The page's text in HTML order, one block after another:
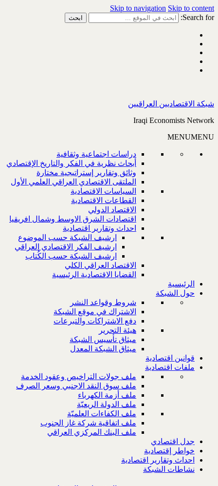
Skip to navigation Skip to content
Search for:
شبكة الاقتصاديين العراقيين
Iraqi Economists Network
MENUMENU
دراسات اجتماعية وثقافية
أبحاث نظرية في الفكر والتاريخ الإقتصادي
وثائق وتقارير إستراتيجية مختارة
الملتقى الاقتصادي العراقي العلمي الأول
السياسات الاقتصادية
القطاعات الاقتصادية
الاقتصاد الدولي
اقتصادات الشرق الاوسط وشمال افريقيا
احداث وتقارير اقتصادية
ارشيف الشبكة حسب الموضوع
ارشيف الفكر الاقتصادي العراقي
ارشيف الشبكة حسب الكُتاب
الاقتصاد العراقي الكلي
القضايا الاقتصادية الرئيسية
الرئيسية
حول الشبكة
شروط وقواعد النشر
الاشتراك في موقع الشبكة
دفع الاشتراكات والتبرعات
هيئة التحرير
ميثاق تأسيس الشبكة
ميثاق الشبكة المعدل
قوانين اقتصادية
ملفات اقتصادية
ملف جولات التراخيص وعقود الخدمة
ملف سوق النقد الاجنبي وسعر الصرف
ملف أزمة الكهرباء
ملف الدولة الريعيّة
ملف الكفاءات العلميّة
ملف اتفاقية شركة غاز الجنوب
ملف البنك المركزي العراقي
جدل اقتصادي
خواطر إقتصادية
احداث وتقارير اقتصادية
نشاطات الشبكة